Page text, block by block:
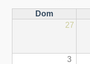
Dom
27
3